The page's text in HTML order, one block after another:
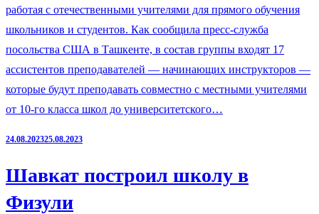
работая с отечественными учителями для прямого обучения
школьников и студентов. Как сообщила пресс-служба
посольства США в Ташкенте, в состав группы входят 17
ассистентов преподавателей — начинающих инструкторов —
которые будут преподавать совместно с местными учителями
от 10-го класса школ до университетского…
24.08.202325.08.2023
Шавкат построил школу в
Физули